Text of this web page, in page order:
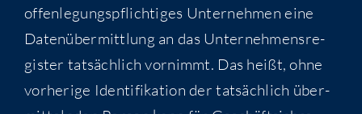
offen­le­gungs­pflich­ti­ges Unter­neh­men eine
Daten­über­mitt­lung an das Unter­neh­mens­re­
gis­ter tat­säch­lich vor­nimmt. Das heißt, ohne
vor­he­ri­ge Iden­ti­fi­ka­ti­on der tat­säch­lich über­